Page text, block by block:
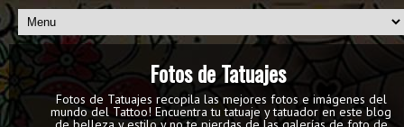
Fotos de Tatuajes
Fotos de Tatuajes recopila las mejores fotos e imágenes del
mundo del Tattoo! Encuentra tu tatuaje y tatuador en este blog